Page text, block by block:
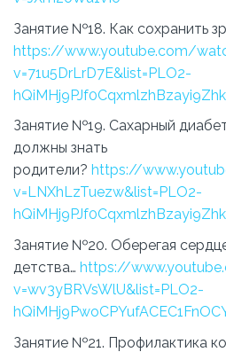
Занятие №18. Как сохранить
https://www.youtube.com/
v=71u5DrLrD7E&list=PLO2-
Занятие №19. Сахарный
должны знать
родители? https://
v=LNXhLzTuezw&list=PLO2-
Занятие №20. Оберегая
детства… https://
v=wv3yBRVsWlU&list=PLO2-
Занятие №21. Профилактика